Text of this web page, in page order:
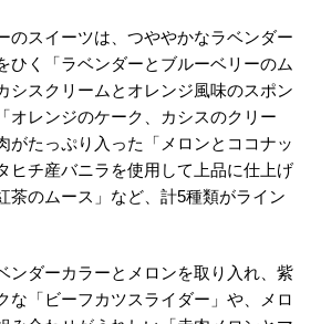
のスイーツは、つややかなラベンダー
ひく「ラベンダーとブルーベリーのム
シスクリームとオレンジ風味のスポン
オレンジのケーク、カシスのクリー
がたっぷり入った「メロンとココナッ
ヒチ産バニラを使用して上品に仕上げ
茶のムース」など、計5種類がライン
ンダーカラーとメロンを取り入れ、紫
な「ビーフカツスライダー」や、メロ